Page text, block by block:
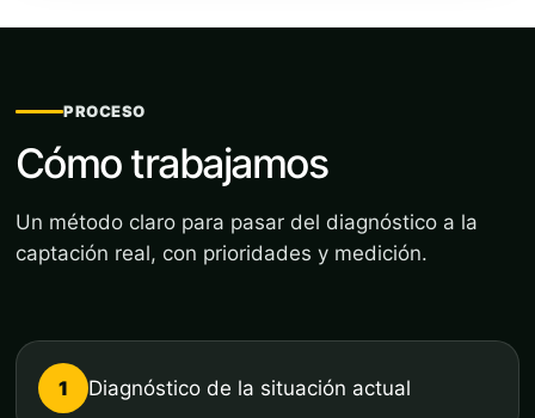
PROCESO
Cómo trabajamos
Un método claro para pasar del diagnóstico a la
captación real, con prioridades y medición.
1 Diagnóstico de la situación actual